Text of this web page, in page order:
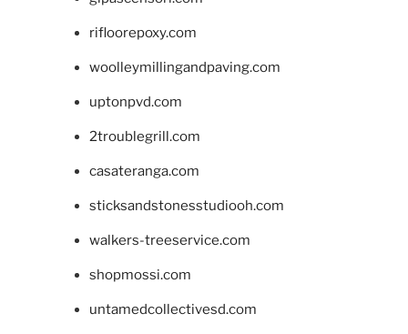
rifloorepoxy.com
woolleymillingandpaving.com
uptonpvd.com
2troublegrill.com
casateranga.com
sticksandstonesstudiooh.com
walkers-treeservice.com
shopmossi.com
untamedcollectivesd.com